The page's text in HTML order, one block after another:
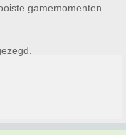
gamemomenten